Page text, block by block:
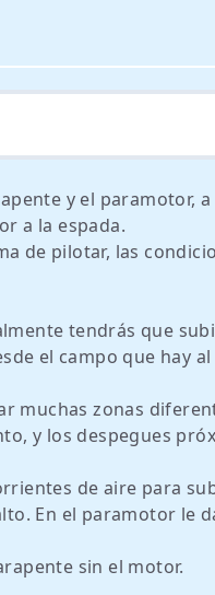
y el paramotor,
a la espada.
de pilotar, las
tendrás que
el campo que hay
muchas zonas
y los despegues
de aire para
En el paramotor le
sin el motor.